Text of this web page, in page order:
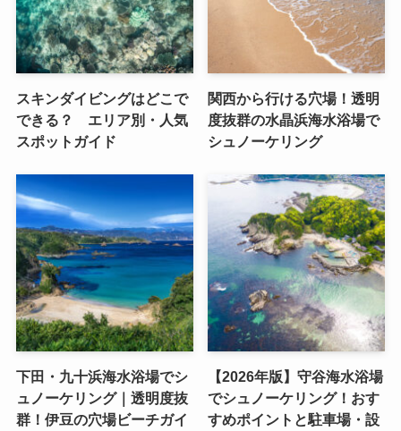
スキンダイビングはどこで
できる？ エリア別・人気
スポットガイド
関西から行ける穴場！透明
度抜群の水晶浜海水浴場で
シュノーケリング
下田・九十浜海水浴場でシ
ュノーケリング｜透明度抜
群！伊豆の穴場ビーチガイ
【2026年版】守谷海水浴場
でシュノーケリング！おす
すめポイントと駐車場・設